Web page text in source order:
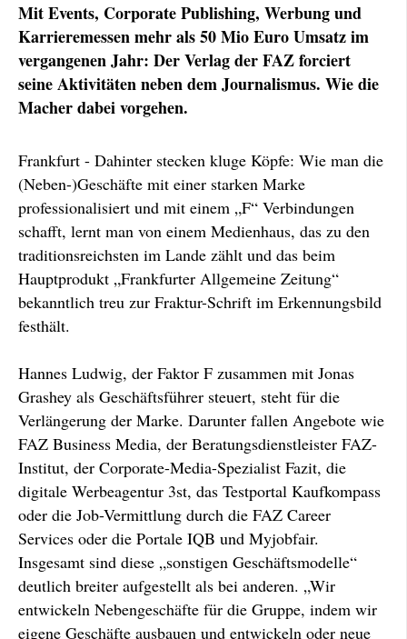
Mit Events, Corporate Publishing, Werbung und
Karrieremessen mehr als 50 Mio Euro Umsatz im
vergangenen Jahr: Der Verlag der FAZ forciert
seine Aktivitäten neben dem Journalismus. Wie die
Macher dabei vorgehen.
Frankfurt - Dahinter stecken kluge Köpfe: Wie man die
(Neben-)Geschäfte mit einer starken Marke
professionalisiert und mit einem „F“ Verbindungen
schafft, lernt man von einem Medienhaus, das zu den
traditionsreichsten im Lande zählt und das beim
Hauptprodukt „Frankfurter Allgemeine Zeitung“
bekanntlich treu zur Fraktur-Schrift im Erkennungsbild
festhält.
Hannes Ludwig, der Faktor F zusammen mit Jonas
Grashey als Geschäftsführer steuert, steht für die
Verlängerung der Marke. Darunter fallen Angebote wie
FAZ Business Media, der Beratungsdienstleister FAZ-
Institut, der Corporate-Media-Spezialist Fazit, die
digitale Werbeagentur 3st, das Testportal Kaufkompass
oder die Job-Vermittlung durch die FAZ Career
Services oder die Portale IQB und Myjobfair.
Insgesamt sind diese „sonstigen Geschäftsmodelle“
deutlich breiter aufgestellt als bei anderen. „Wir
entwickeln Nebengeschäfte für die Gruppe, indem wir
eigene Geschäfte ausbauen und entwickeln oder neue